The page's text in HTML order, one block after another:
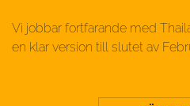
Vi jobbar fortfarande med
en klar version till slutet av